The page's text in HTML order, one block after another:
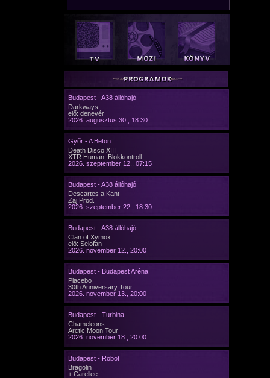
Budapest - A38 állóhajó
Darkways
elő: denevér
2026. augusztus 30., 18:30
Győr - A Beton
Death Disco XIII
XTR Human, Blokkontroll
2026. szeptember 12., 07:15
Budapest - A38 állóhajó
Descartes a Kant
Zaj Prod.
2026. szeptember 22., 18:30
Budapest - A38 állóhajó
Clan of Xymox
elő: Selofan
2026. november 12., 20:00
Budapest - Budapest Aréna
Placebo
30th Anniversary Tour
2026. november 13., 20:00
Budapest - Turbina
Chameleons
Arctic Moon Tour
2026. november 18., 20:00
Budapest - Robot
Bragolin
+ Carellee